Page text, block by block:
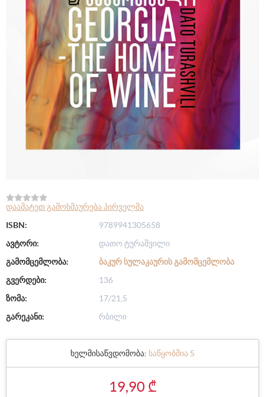
დაამატეთ გამოხმაურება პირველმა
ISBN:
9789941305658
ავტორი:
დათო ტურაშვილი
გამომცემლობა:
ᲑᲐᲙᲣᲠ ᲡᲣᲚᲐᲙᲐᲣᲠᲘᲡ ᲒᲐᲛᲝᲛᲪᲔᲛᲚᲝᲑᲐ
გვერდები:
136
ზომა:
17/21,5
გარეკანი:
რბილი
ხელმისაწვდომობა: საწყობშია 5
19,90 ₾